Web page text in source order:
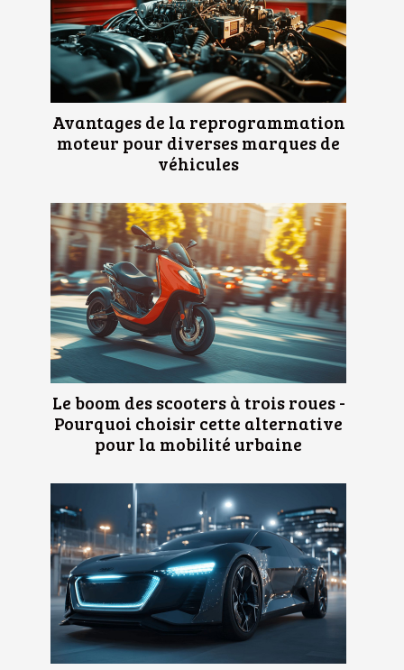
Avantages de la reprogrammation
moteur pour diverses marques de
véhicules
Le boom des scooters à trois roues -
Pourquoi choisir cette alternative
pour la mobilité urbaine